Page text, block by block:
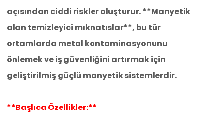
açısından ciddi riskler oluşturur. **Manyetik
alan temizleyici mıknatıslar**, bu tür
ortamlarda metal kontaminasyonunu
önlemek ve iş güvenliğini artırmak için
geliştirilmiş güçlü manyetik sistemlerdir.
**Başlıca Özellikler:**